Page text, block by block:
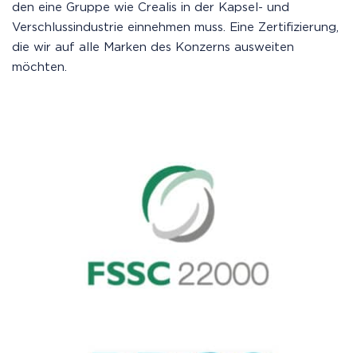
den eine Gruppe wie Crealis in der Kapsel- und
Verschlussindustrie einnehmen muss. Eine Zertifizierung,
die wir auf alle Marken des Konzerns ausweiten
möchten.